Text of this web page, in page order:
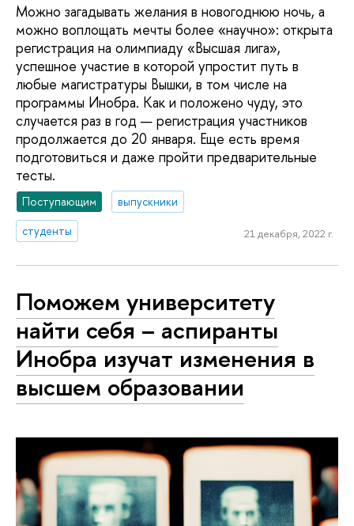
Можно загадывать желания в новогоднюю ночь, а
можно воплощать мечты более «научно»: открыта
регистрация на олимпиаду «Высшая лига»,
успешное участие в которой упростит путь в
любые магистратуры Вышки, в том числе на
программы Инобра. Как и положено чуду, это
случается раз в год — регистрация участников
продолжается до 20 января. Еще есть время
подготовиться и даже пройти предварительные
тесты.
Поступающим
выпускники
студенты
21 декабря, 2022 г.
Поможем университету
найти себя – аспиранты
Инобра изучат изменения в
высшем образовании